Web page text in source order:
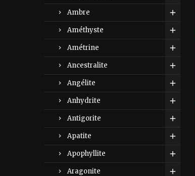
Ambre
Améthyste
Amétrine
Ancestralite
Angélite
Anhydrite
Antigorite
Apatite
Apophyllite
Aragonite